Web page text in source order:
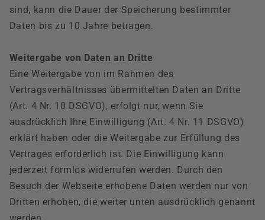
sind, kann die Dauer der Speicherung bestimmter
Daten bis zu 10 Jahre betragen.
Weitergabe von Daten an Dritte
Eine Weitergabe von im Rahmen des
Vertragsverhältnisses übermittelten Daten an Dritte
(Art. 4 Nr. 10 DSGVO), erfolgt nur, wenn Sie
ausdrücklich Ihre Einwilligung (Art. 4 Nr. 11 DSGVO)
erklärt haben oder die Weitergabe zur Erfüllung des
Vertrages erforderlich ist. Die Einwilligung kann
jederzeit formlos widerrufen werden. Durch den
Besuch der Webseite erhobene Daten werden nur von
Dritten erhoben, die weiter unten ausdrücklich genannt